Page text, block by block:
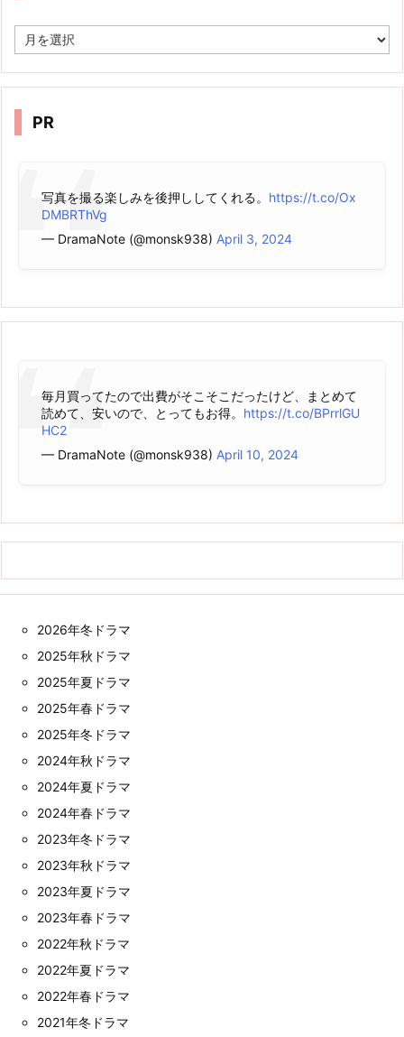
ー
イ
PR
写真を撮る楽しみを後押ししてくれる。 https://t.co/Ox
DMBRThVg
— DramaNote (@monsk938) April 3, 2024
毎月買ってたので出費がそこそこだったけど、まとめて
読めて、安いので、とってもお得。 https://t.co/BPrrlGU
HC2
— DramaNote (@monsk938) April 10, 2024
2026年冬ドラマ
2025年秋ドラマ
2025年夏ドラマ
2025年春ドラマ
2025年冬ドラマ
2024年秋ドラマ
2024年夏ドラマ
2024年春ドラマ
2023年冬ドラマ
2023年秋ドラマ
2023年夏ドラマ
2023年春ドラマ
2022年秋ドラマ
2022年夏ドラマ
2022年春ドラマ
2021年冬ドラマ